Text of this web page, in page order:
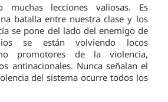
muchas lecciones valiosas. Es
batalla entre nuestra clase y los
se pone del lado del enemigo de
se están volviendo locos
promotores de la violencia,
antinacionales. Nunca señalan el
del sistema ocurre todos los